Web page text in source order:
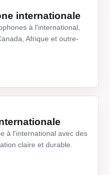
internationale
à l'international,
Afrique et outre-
à l'international avec des
claire et durable.